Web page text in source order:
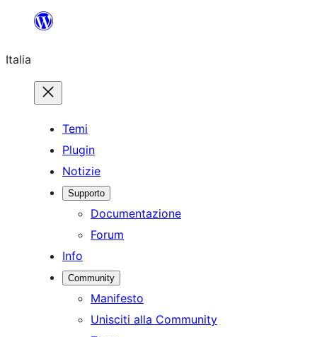
contenuto
Italia
Temi
Plugin
Notizie
Supporto
Documentazione
Forum
Info
Community
Manifesto
Unisciti alla Community